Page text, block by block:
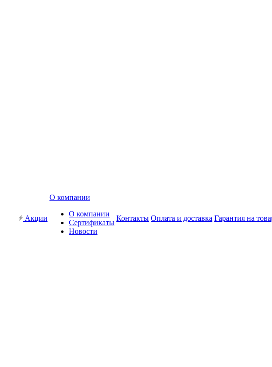
Акции
О компании
О компании
Сертификаты
Новости
Контакты Оплата и доставка Гарантия на